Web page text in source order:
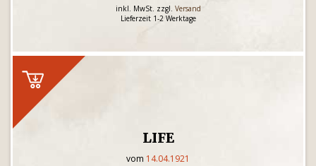
inkl. MwSt. zzgl. Versand
Lieferzeit 1-2 Werktage
LIFE
vom 14.04.1921